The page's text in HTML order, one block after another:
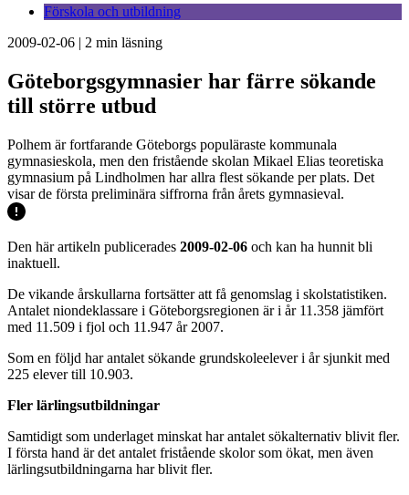
Förskola och utbildning
2009-02-06 | 2 min läsning
Göteborgsgymnasier har färre sökande
till större utbud
Polhem är fortfarande Göteborgs populäraste kommunala
gymnasieskola, men den fristående skolan Mikael Elias teoretiska
gymnasium på Lindholmen har allra flest sökande per plats. Det
visar de första preliminära siffrorna från årets gymnasieval.
Den här artikeln publicerades 2009-02-06 och kan ha hunnit bli
inaktuell.
De vikande årskullarna fortsätter att få genomslag i skolstatistiken.
Antalet niondeklassare i Göteborgsregionen är i år 11.358 jämfört
med 11.509 i fjol och 11.947 år 2007.
Som en följd har antalet sökande grundskoleelever i år sjunkit med
225 elever till 10.903.
Fler lärlingsutbildningar
Samtidigt som underlaget minskat har antalet sökalternativ blivit fler.
I första hand är det antalet fristående skolor som ökat, men även
lärlingsutbildningarna har blivit fler.